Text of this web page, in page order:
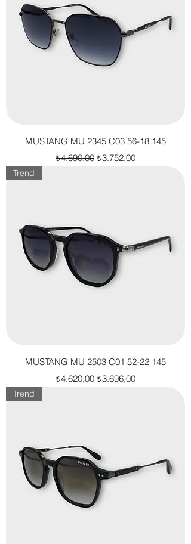
MUSTANG MU 2345 C03 56-18 145
Normal Fiyat
₺4.690,00 İndirimli Fiyat
₺3.752,00
Trend
MUSTANG MU 2503 C01 52-22 145
Normal Fiyat
₺4.620,00 İndirimli Fiyat
₺3.696,00
Trend